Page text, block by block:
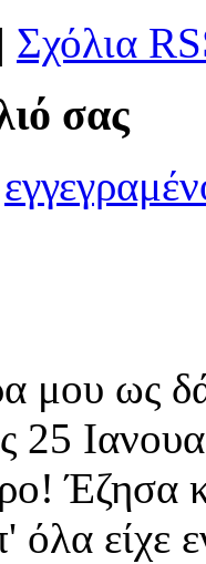
| Σχόλια
σας
μου ως
25
Έζησα
όλα είχε